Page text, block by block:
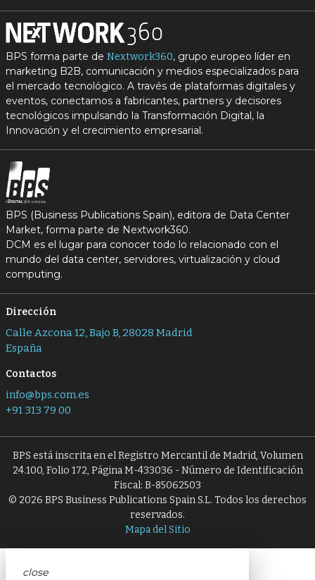
BPS forma parte de Nextwork360, grupo europeo líder en
marketing B2B, comunicación y medios especializados para
el mercado tecnológico. A través de plataformas digitales y
eventos, conectamos a fabricantes, partners y decisores
tecnológicos impulsando la Transformación Digital, la
Innovación y el crecimiento empresarial.
BPS (Business Publications Spain), editora de Data Center
Market, forma parte de Nextwork360.
DCM es el lugar para conocer todo lo relacionado con el
mundo del data center, servidores, virtualización y cloud
computing.
Dirección
Calle Azcona 12, Bajo B, 28028 Madrid
España
Contactos
info@bps.com.es
+91 313 79 00
BPS está inscrita en el Registro Mercantil de Madrid, Volumen
24.100, Folio 172, Página M-433036 - Número de Identificación
Fiscal: B-85062503
© 2026 BPS Business Publications Spain S.L. Todos los derechos
reservados.
Mapa del Sitio
close